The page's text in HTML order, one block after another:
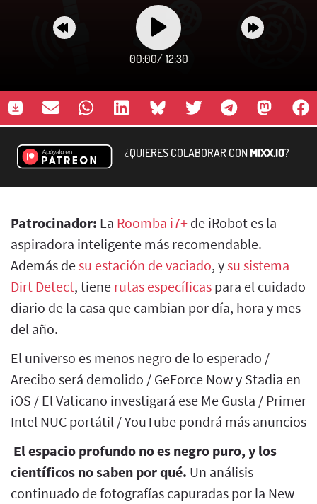
00:00/ 12:30
¿QUIERES COLABORAR CONMIXX.IO?
Patrocinador: La Roomba i7+ de iRobot es la
aspiradora inteligente más recomendable.
Además desu estación de vaciado, ysu sistema
Dirt Detect, tiene rutas específicas para el cuidado
diario de la casa que cambian por día, hora y mes
del año.
El universo es menos negro de lo esperado /
Arecibo será demolido / GeForce Now y Stadia en
iOS / El Vaticano investigará ese Me Gusta / Primer
Intel NUC portátil / YouTube pondrá más anuncios
El espacio profundo no es negro puro, y los
científicos no saben por qué. Un análisis
continuado de fotografías capuradas por la New